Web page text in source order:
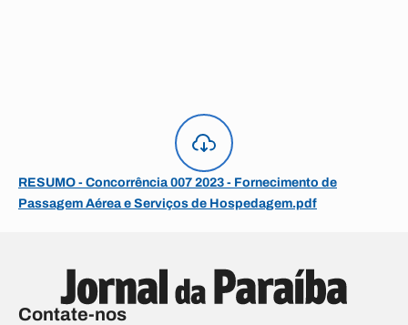
RESUMO - Concorrência 007 2023 - Fornecimento de
Passagem Aérea e Serviços de Hospedagem.pdf
Contate-nos